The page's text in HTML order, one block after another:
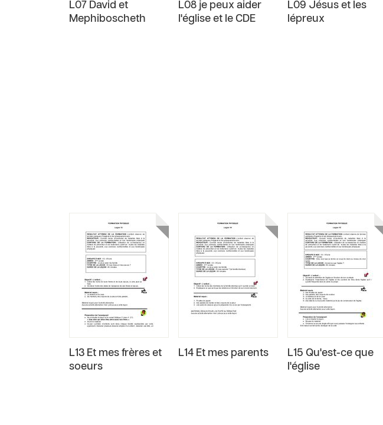
L07 David et
Mephiboscheth
L08 je peux aider
l'église et le CDE
L09 Jésus et les
lépreux
L13 Et mes frères et
soeurs
L14 Et mes parents
L15 Qu'est-ce que
l'église